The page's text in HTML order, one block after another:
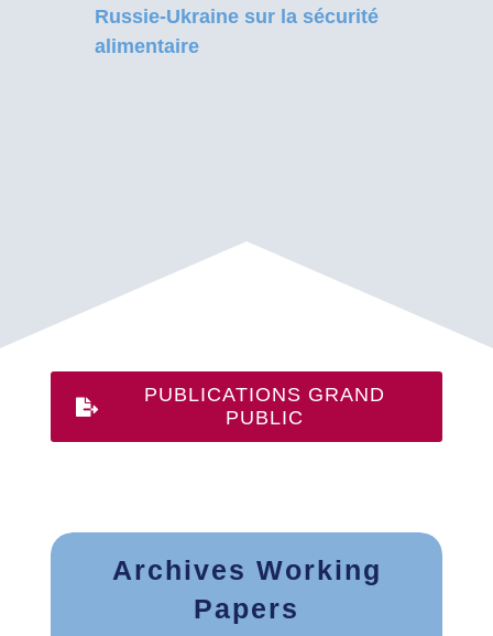
Russie-Ukraine sur la sécurité
alimentaire
PUBLICATIONS GRAND
PUBLIC
Archives Working
Papers